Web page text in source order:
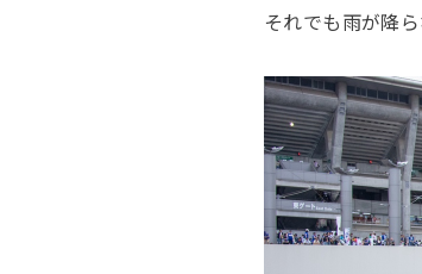
それでも雨が降